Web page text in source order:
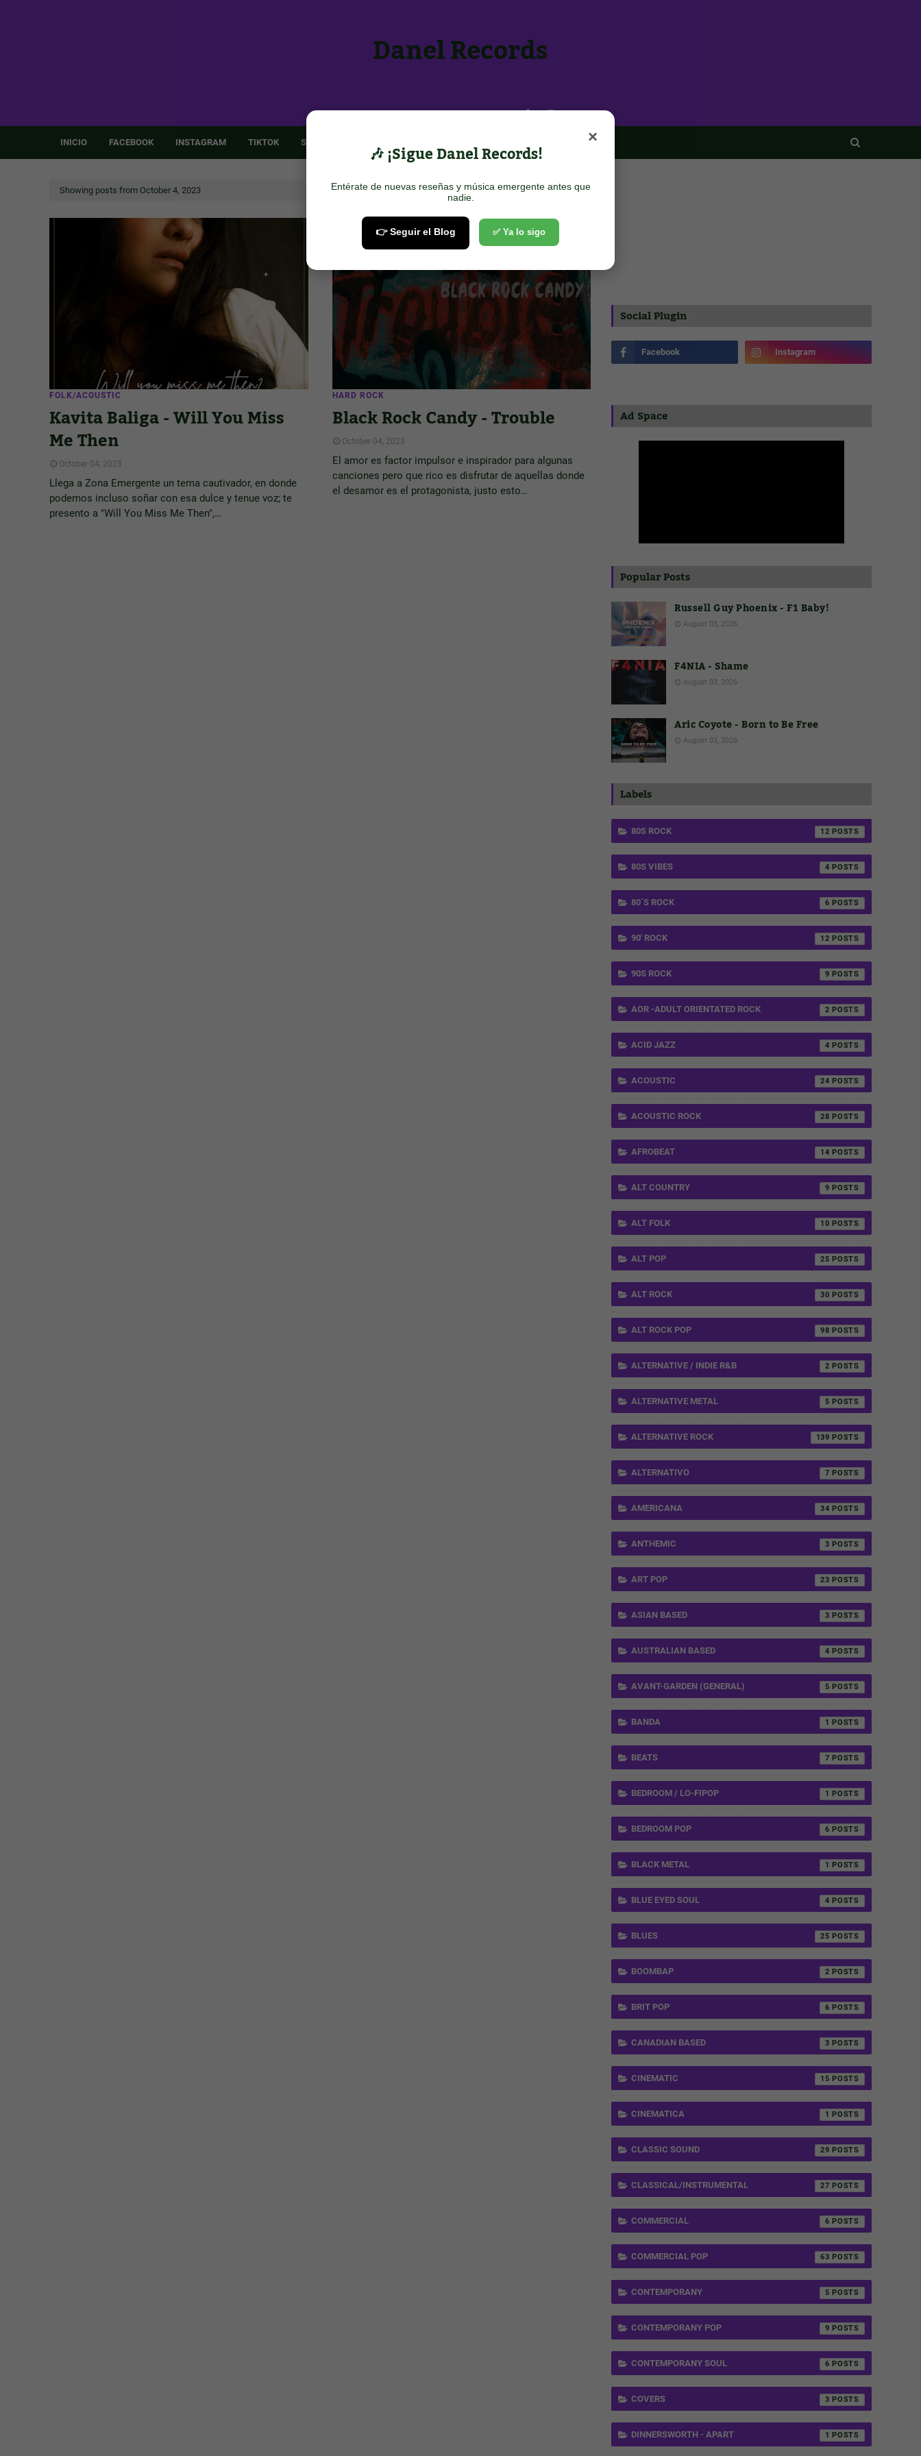
Danel Records
INICIO FACEBOOK INSTAGRAM TIKTOK SPOTIFY
Showing posts from October 4, 2023 Show all
FOLK/ACOUSTIC
Kavita Baliga - Will You Miss
Me Then
October 04, 2023
Llega a Zona Emergente un tema cautivador, en donde
podemos incluso soñar con esa dulce y tenue voz; te
presento a "Will You Miss Me Then",…
HARD ROCK
Black Rock Candy - Trouble
October 04, 2023
El amor es factor impulsor e inspirador para algunas
canciones pero que rico es disfrutar de aquellas donde
el desamor es el protagonista, justo esto…
Social Plugin
×
🎶 ¡Sigue Danel Records!
Entérate de nuevas reseñas y música emergente antes que
nadie.
👉 Seguir el Blog ✅ Ya lo sigo
Ad Space
Popular Posts
Russell Guy Phoenix - F1 Baby!
August 03, 2026
F4NIA - Shame
August 03, 2026
Aric Coyote - Born to Be Free
August 03, 2026
Labels
80S ROCK 12
80S VIBES 4
80´S ROCK 6
90' ROCK 12
90S ROCK 9
AOR -ADULT ORIENTATED ROCK 2
ACID JAZZ 4
ACOUSTIC 24
ACOUSTIC ROCK 28
AFROBEAT 14
ALT COUNTRY 9
ALT FOLK 10
ALT POP 25
ALT ROCK 30
ALT ROCK POP 98
ALTERNATIVE / INDIE R&B 2
ALTERNATIVE METAL 5
ALTERNATIVE ROCK 139
ALTERNATIVO 7
AMERICANA 34
ANTHEMIC 3
ART POP 23
ASIAN BASED 3
AUSTRALIAN BASED 4
AVANT-GARDEN (GENERAL) 5
BANDA 1
BEATS 7
BEDROOM / LO-FIPOP 1
BEDROOM POP 6
BLACK METAL 1
BLUE EYED SOUL 4
BLUES 25
BOOMBAP 2
BRIT POP 6
CANADIAN BASED 3
CINEMATIC 15
CINEMATICA 1
CLASSIC SOUND 29
CLASSICAL/INSTRUMENTAL 27
COMMERCIAL 6
COMMERCIAL POP 63
CONTEMPORANY 5
CONTEMPORANY POP 9
CONTEMPORANY SOUL 6
COVERS 3
DINNERSWORTH - APART 1